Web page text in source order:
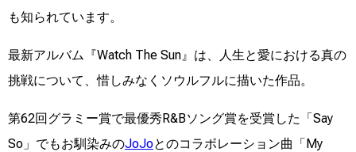
も知られています。
最新アルバム『Watch The Sun』は、人生と愛における真の
挑戦について、惜しみなくソウルフルに描いた作品。
第62回グラミー賞で最優秀R&Bソング賞を受賞した「Say
So」でもお馴染みのJoJoとのコラボレーション曲「My